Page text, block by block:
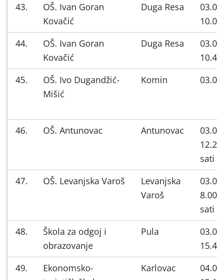
43.
OŠ. Ivan Goran
Kovačić
Duga Resa
44.
OŠ. Ivan Goran
Kovačić
Duga Resa
45.
OŠ. Ivo Dugandžić-
Mišić
Komin
46. OŠ. Antunovac Antunovac
sati
47.
OŠ. Levanjska Varoš
Levanjska
Varoš
sati
48.
Škola za odgoj i
obrazovanje
Pula
49.
Ekonomsko-
Karlovac